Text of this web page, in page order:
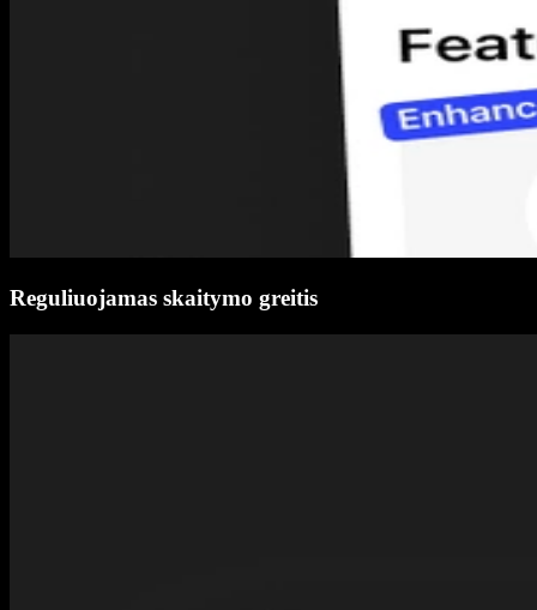
Reguliuojamas skaitymo greitis